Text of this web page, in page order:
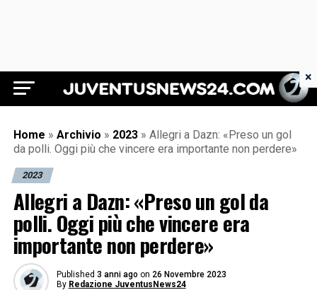
Juventus News 24
Home » Archivio » 2023 » Allegri a Dazn: «Preso un gol
da polli. Oggi più che vincere era importante non perdere»
2023
Allegri a Dazn: «Preso un gol da
polli. Oggi più che vincere era
importante non perdere»
Published 3 anni ago on 26 Novembre 2023
By Redazione JuventusNews24
×